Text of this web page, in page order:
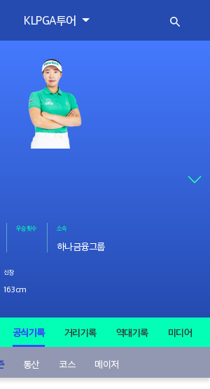
KLPGA투어
우승횟수 소속
하나금융그룹
신장
163cm
공식기록 거리기록 역대기록 미디어
통산 코스 메이저